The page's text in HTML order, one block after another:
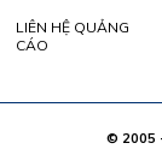
LIÊN HỆ QUẢNG
CÁO
© 2005